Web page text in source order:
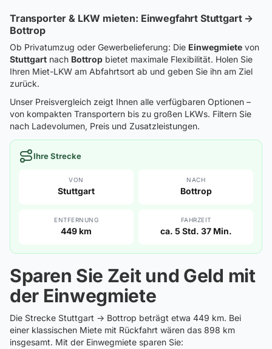
Transporter & LKW mieten: Einwegfahrt Stuttgart →
Bottrop
Ob Privatumzug oder Gewerbelieferung: Die Einwegmiete von
Stuttgart nach Bottrop bietet maximale Flexibilität. Holen Sie
Ihren Miet-LKW am Abfahrtsort ab und geben Sie ihn am Ziel
zurück.
Unser Preisvergleich zeigt Ihnen alle verfügbaren Optionen –
von kompakten Transportern bis zu großen LKWs. Filtern Sie
nach Ladevolumen, Preis und Zusatzleistungen.
Ihre Strecke
VON
Stuttgart
NACH
Bottrop
ENTFERNUNG
449 km
FAHRZEIT
ca. 5 Std. 37 Min.
Sparen Sie Zeit und Geld mit
der Einwegmiete
Die Strecke Stuttgart → Bottrop beträgt etwa 449 km. Bei
einer klassischen Miete mit Rückfahrt wären das 898 km
insgesamt. Mit der Einwegmiete sparen Sie: